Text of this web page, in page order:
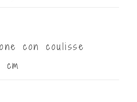
con coulisse
cm